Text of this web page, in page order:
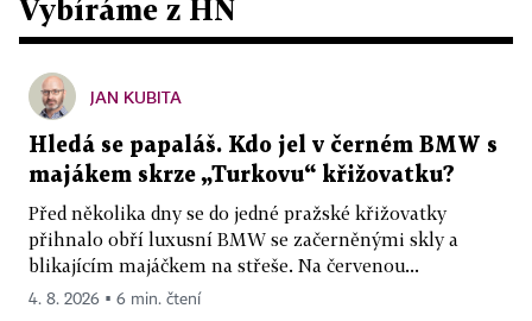
Vybíráme z HN
JAN KUBITA
Hledá se papaláš. Kdo jel v černém BMW s
majákem skrze „Turkovu“ křižovatku?
Před několika dny se do jedné pražské křižovatky
přihnalo obří luxusní BMW se začerněnými skly a
blikajícím majáčkem na střeše. Na červenou...
4. 8. 2026 ▪ 6 min. čtení